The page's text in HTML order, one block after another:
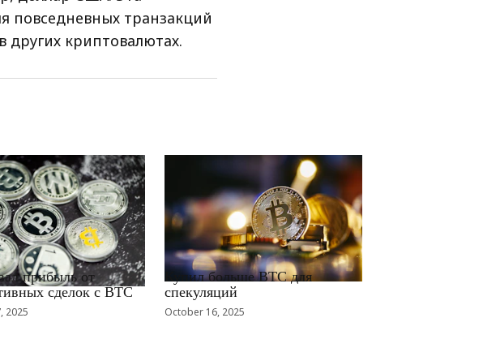
повседневных транзакций
криптовалютах.
прибыль от
сделок с BTC
2025
RRCNEWS_RU
Купил больше BTC для
спекуляций
October 16, 2025